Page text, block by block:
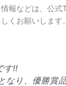
報などは、公
くお願いします。
す!!
なり、優勝賞